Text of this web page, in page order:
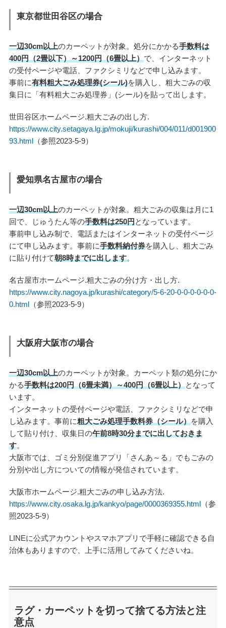
東京都世田谷区の場合
一辺30cm以上のカーペットが対象。処分にかかる手数料は
400円（2畳以下）～1200円（6畳以上）で、インターネット
の受付ページや電話、ファクシミリなどで申し込みます。
事前に有料粗大ごみ処理券(シール)を購入し、粗大ごみの収
集日に「有料粗大ごみ処理券」(シール)を貼って出します。
世田谷区ホームページ.粗大ごみの出し方.
https://www.city.setagaya.lg.jp/mokuji/kurashi/004/011/d001900
93.html（参照2023-5-9）
愛知県名古屋市の場合
一辺30cm以上のカーペットが対象。粗大ごみの収集は月に1
回で、じゅうたん等の手数料は250円となっています。
事前申し込み制で、電話またはインターネットの受付ページ
にて申し込みます。事前に手数料納付券を購入し、粗大ごみ
に貼り付けて朝8時までに出します。
名古屋市ホームページ.粗大ごみの分け方・出し方.
https://www.city.nagoya.jp/kurashi/category/5-6-20-0-0-0-0-0-0-
0.html（参照2023-5-9）
大阪府大阪市の場合
一辺30cm以上のカーペットが対象。カーペット類の処分にか
かる手数料は200円（6畳未満）～400円（6畳以上）となって
います。
インターネットの受付ページや電話、ファクシミリなどで申
し込みます。事前に粗大ごみ処理手数料券（シール）を購入
して貼り付け、収集日の午前8時30分までに出しておきま
す。
大阪市では、ゴミ分別促進アプリ「さんあ～る」でもごみの
分別や出し方についての情報が発信されています。
大阪市ホームページ.粗大ごみの申し込み方法.
https://www.city.osaka.lg.jp/kankyo/page/0000369355.html（参
照2023-5-9）
LINEに公式アカウントやスマホアプリで手軽に確認できる自
治体もありますので、上手に活用してみてくださいね。
ラグ・カーペットを切って捨てる方法と注
意点